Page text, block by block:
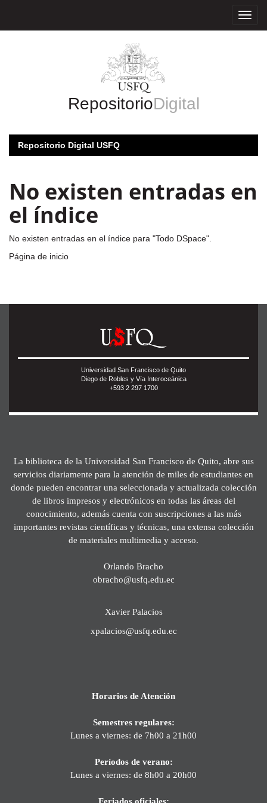
RepositorioDigital
Repositorio Digital USFQ
No existen entradas en
el índice
No existen entradas en el índice para "Todo DSpace".
Página de inicio
Universidad San Francisco de Quito
Diego de Robles y Vía Interoceánica
+593 2 297 1700
La biblioteca de la Universidad San Francisco de Quito, abre sus
servicios diariamente para la atención de miles de estudiantes en
donde pueden encontrar una seleccionada y actualizada colección
de libros impresos y electrónicos en todas las áreas del
conocimiento, además cuenta con suscripciones a las más
importantes revistas científicas y técnicas, una extensa colección
de materiales multimedia y acceso.
Orlando Bracho
obracho@usfq.edu.ec
Xavier Palacios
xpalacios@usfq.edu.ec
Horarios de Atención
Semestres regulares:
Lunes a viernes: de 7h00 a 21h00
Períodos de verano:
Lunes a viernes: de 8h00 a 20h00
Feriados oficiales: